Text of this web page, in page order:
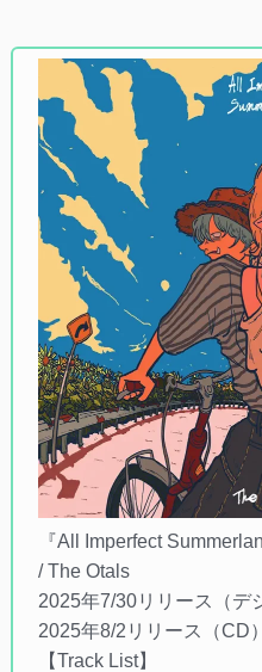
『All Imperfect
/ The Otals
2025年7/30リリース（デ
2025年8/2リリース（CD）
【Track List】